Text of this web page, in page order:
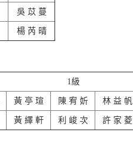
吳 苡 蔓
楊 芮 晴
1級
黃 亭 瑄 陳 宥 妡 林 益 帆
黃 繹 軒 利 峻 次 許 家 菱